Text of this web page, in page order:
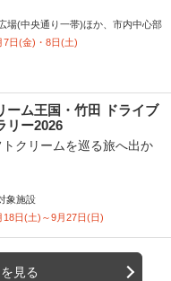
場(中央通り一帯)ほか、市内中心部
7日(金)・8日(土)
ーム王国・竹田 ドライブ
リー2026
クリームを巡る旅へ出か
象施設
18日(土)～9月27日(日)
見る